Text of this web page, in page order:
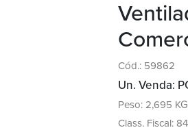
Cód.: 59862
Un. Venda:
Peso: 2,695 KG
Class. Fiscal: